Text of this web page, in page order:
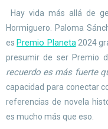
Hay vida más allá de
Hormiguero. Paloma
esPremio Planeta2024
presumir de ser Premio
recuerdo es más fuerte
capacidad para conectar
referencias de novela
es mucho más que eso.